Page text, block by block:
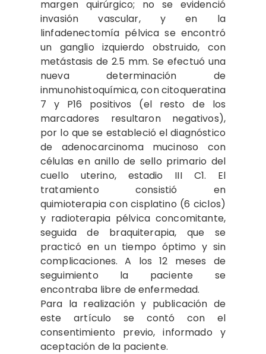
margen quirúrgico; no se evidenció
invasión vascular, y en la
linfadenectomía pélvica se encontró
un ganglio izquierdo obstruido, con
metástasis de 2.5 mm. Se efectuó una
nueva determinación de
inmunohistoquímica, con citoqueratina
7 y P16 positivos (el resto de los
marcadores resultaron negativos),
por lo que se estableció el diagnóstico
de adenocarcinoma mucinoso con
células en anillo de sello primario del
cuello uterino, estadio III C1. El
tratamiento consistió en
quimioterapia con cisplatino (6 ciclos)
y radioterapia pélvica concomitante,
seguida de braquiterapia, que se
practicó en un tiempo óptimo y sin
complicaciones. A los 12 meses de
seguimiento la paciente se
encontraba libre de enfermedad.
Para la realización y publicación de
este artículo se contó con el
consentimiento previo, informado y
aceptación de la paciente.